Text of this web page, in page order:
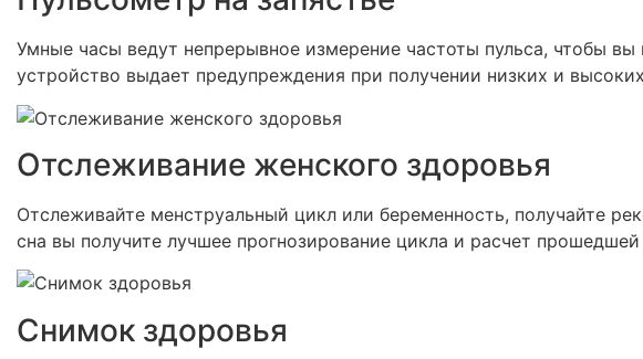
Умные часы ведут непрерывное измерение частоты пульса, чтобы
устройство выдает предупреждения при получении низких и
Отслеживание женского здоровья
Отслеживайте менструальный цикл или беременность, получайте
сна вы получите лучшее прогнозирование цикла и расчет прошедшей
Снимок здоровья